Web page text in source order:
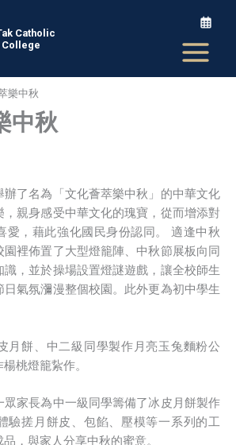
Catholic
College
樂中秋
中秋
辦了名為「文化薈萃樂中秋」的中華文化
，親身感受中華文化的瑰寶，從而增添對
愛，藉此強化國民身份認同。 適逢中秋
裡佈置了大型燈籠陣、中秋節展板向同
，並於操場設置燈謎遊戲，讓全校師生
氣氛瀰漫整個校園。此外更為初中學生
月餅、中二級同學製作月亮玉兔麵粉公
桃燈籠紥作。
眾家長為中一級同學籌備了冰皮月餅製作
驗搓月餅皮、包餡、壓模等一系列的工
，與家人分享中秋的蜜意。